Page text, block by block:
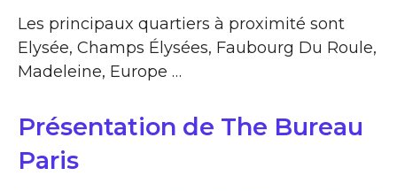
Les principaux quartiers à proximité sont
Elysée, Champs Élysées, Faubourg Du Roule,
Madeleine, Europe …
Présentation de The Bureau
Paris